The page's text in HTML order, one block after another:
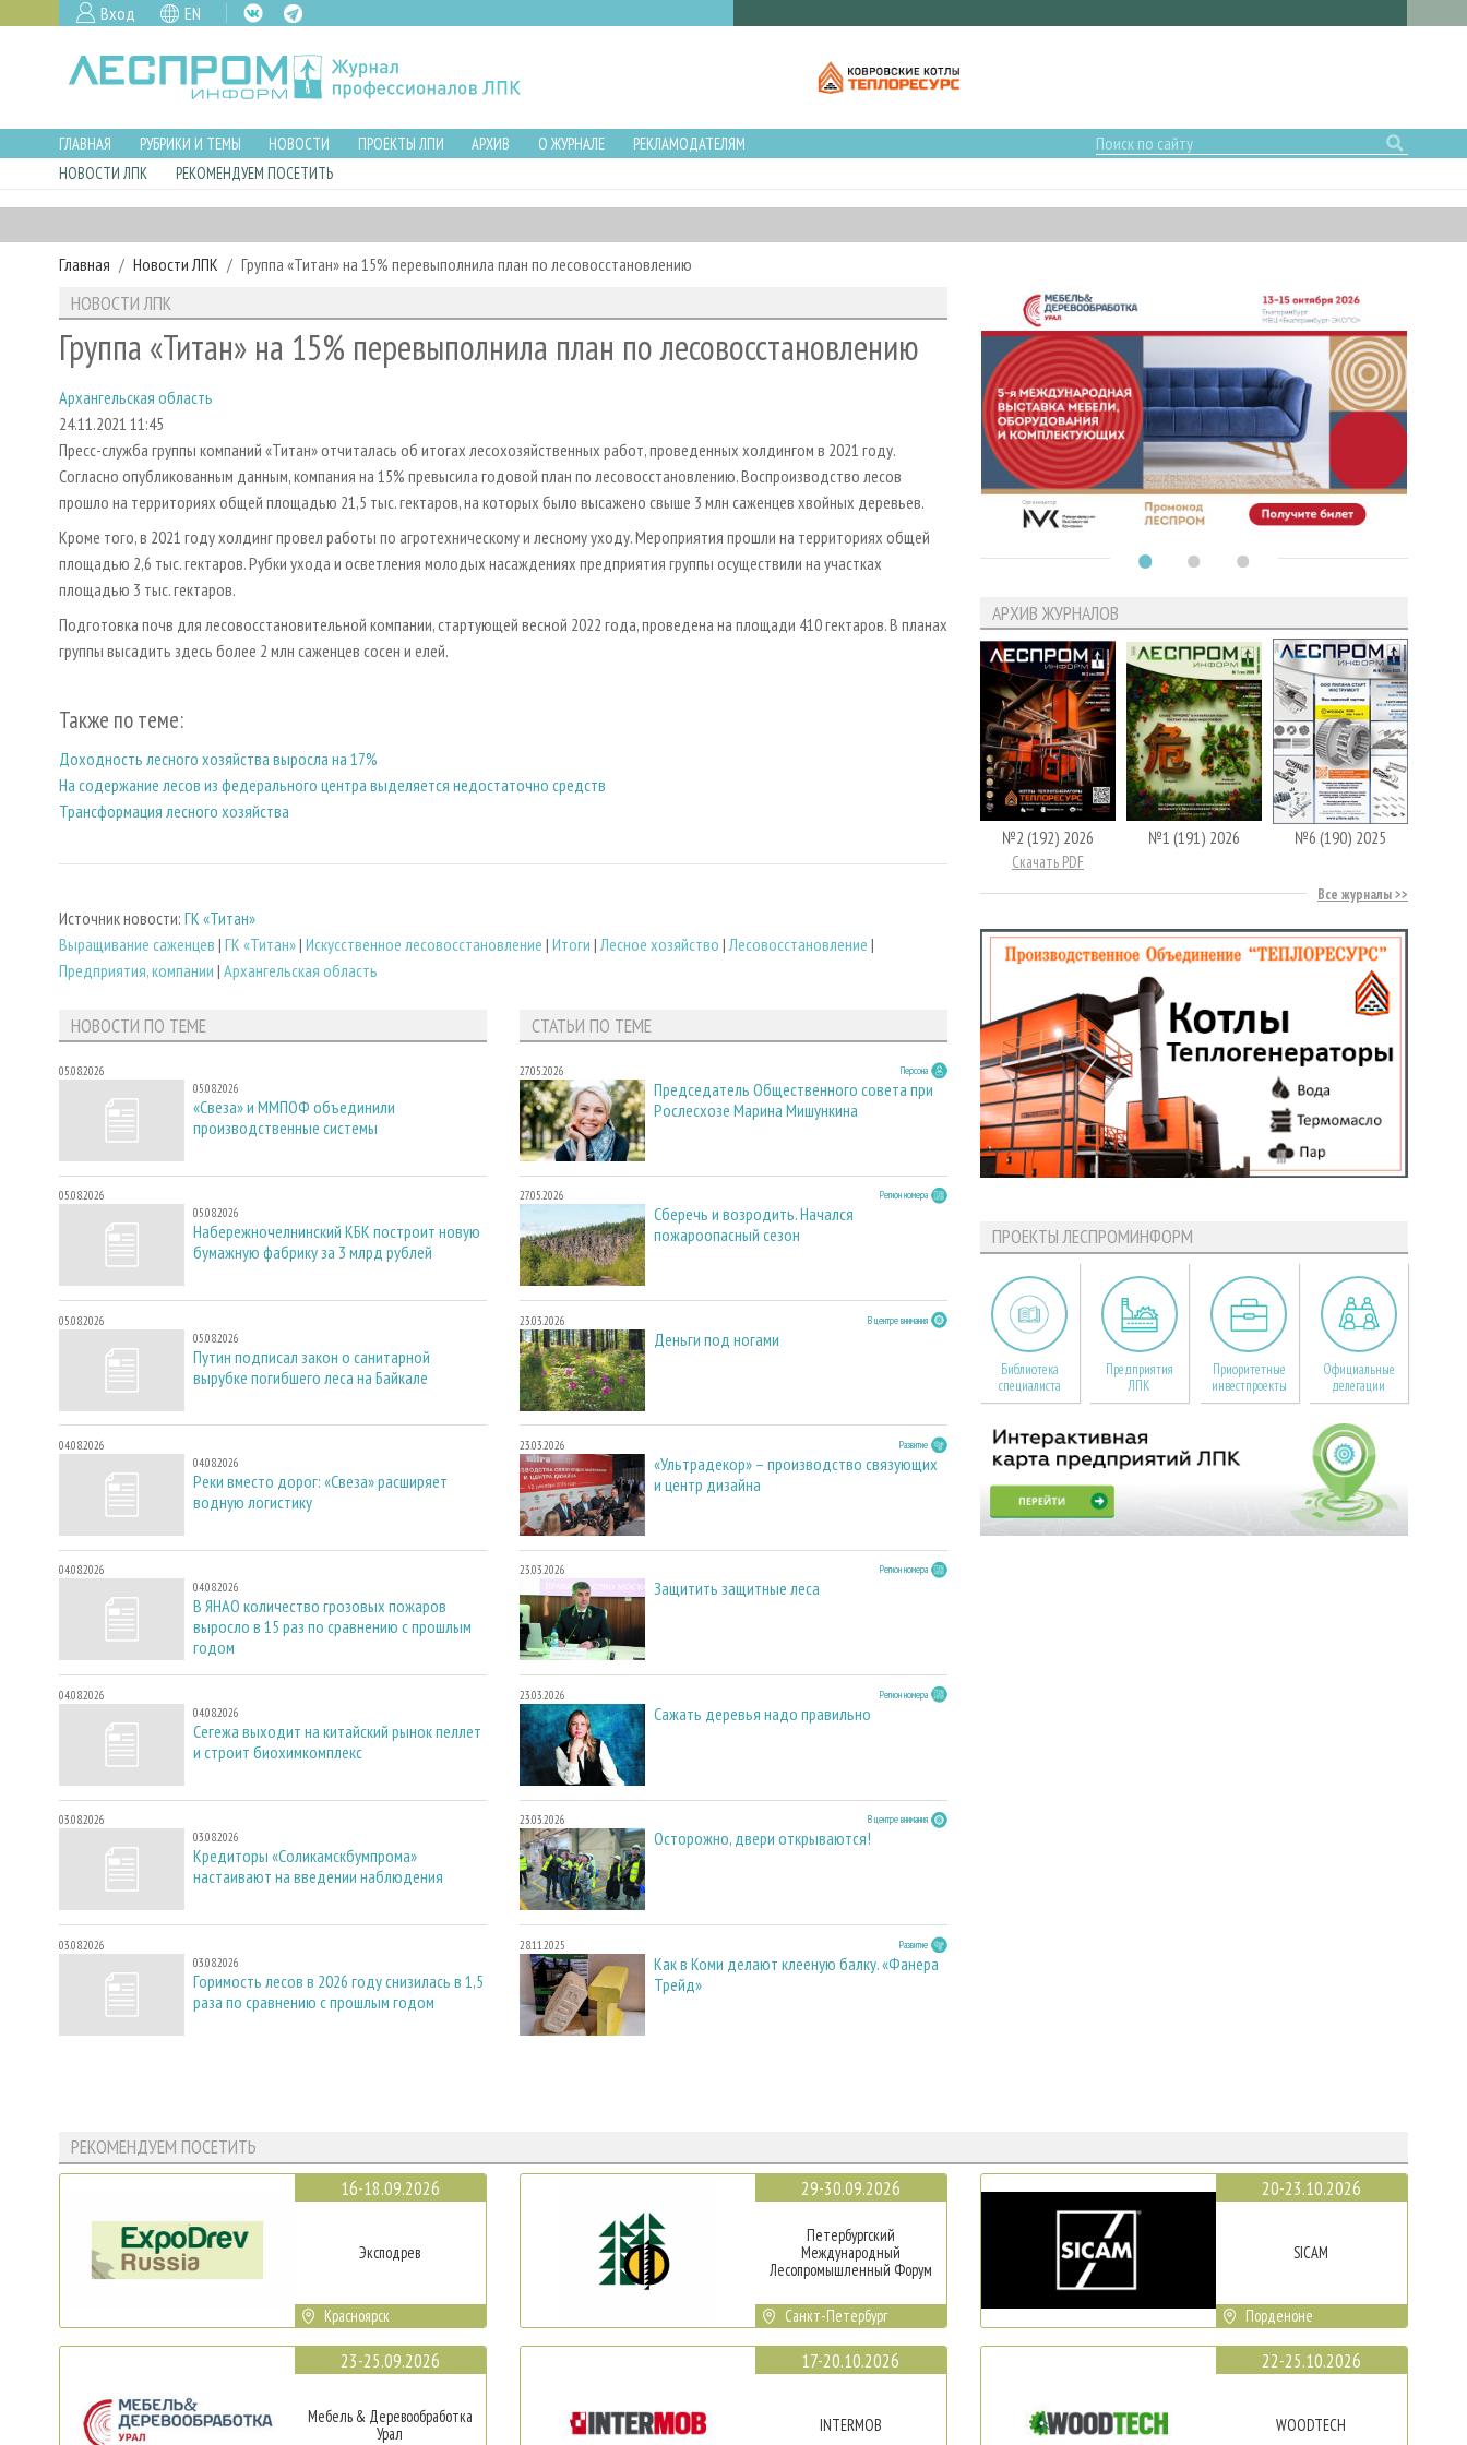
Вход EN
ГЛАВНАЯ РУБРИКИ И ТЕМЫ НОВОСТИ ПРОЕКТЫ ЛПИ АРХИВ О ЖУРНАЛЕ
РЕКЛАМОДАТЕЛЯМ
НОВОСТИ ЛПК
РЕКОМЕНДУЕМ ПОСЕТИТЬ
Главная Новости ЛПК Группа «Титан» на 15% перевыполнила план по лесовосстановлению
НОВОСТИ ЛПК
Группа «Титан» на 15% перевыполнила план по лесовосстановлению
Архангельская область
24.11.2021 11:45
Пресс-служба группы компаний «Титан» отчиталась об итогах лесохозяйственных работ, проведенных холдингом в 2021 году.
Согласно опубликованным данным, компания на 15% превысила годовой план по лесовосстановлению. Воспроизводство лесов
прошло на территориях общей площадью 21,5 тыс. гектаров, на которых было высажено свыше 3 млн саженцев хвойных деревьев.
Кроме того, в 2021 году холдинг провел работы по агротехническому и лесному уходу. Мероприятия прошли на территориях общей
площадью 2,6 тыс. гектаров. Рубки ухода и осветления молодых насаждениях предприятия группы осуществили на участках
площадью 3 тыс. гектаров.
Подготовка почв для лесовосстановительной компании, стартующей весной 2022 года, проведена на площади 410 гектаров. В планах
группы высадить здесь более 2 млн саженцев сосен и елей.
Также по теме:
Доходность лесного хозяйства выросла на 17%
На содержание лесов из федерального центра выделяется недостаточно средств
Трансформация лесного хозяйства
Источник новости: ГК «Титан»
Выращивание саженцев | ГК «Титан»| Искусственное лесовосстановление | Итоги |Лесное хозяйство |Лесовосстановление |
Предприятия, компании | Архангельская область
НОВОСТИ ПО ТЕМЕ
05.08.2026
05.08.2026
«Свеза» и ММПОФ объединили
производственные системы
05.08.2026
05.08.2026
Набережночелнинский КБК построит новую
бумажную фабрику за 3 млрд рублей
05.08.2026
05.08.2026
Путин подписал закон о санитарной
вырубке погибшего леса на Байкале
04.08.2026
04.08.2026
Реки вместо дорог: «Свеза» расширяет
водную логистику
04.08.2026
04.08.2026
В ЯНАО количество грозовых пожаров
выросло в 15 раз по сравнению с прошлым
годом
04.08.2026
04.08.2026
Сегежа выходит на китайский рынок пеллет
и строит биохимкомплекс
03.08.2026
03.08.2026
Кредиторы «Соликамскбумпрома»
настаивают на введении наблюдения
03.08.2026
03.08.2026
Горимость лесов в 2026 году снизилась в 1,5
раза по сравнению с прошлым годом
СТАТЬИ ПО ТЕМЕ
27.05.2026 Персона
Председатель Общественного совета при
Рослесхозе Марина Мишункина
27.05.2026 Регион номера
Сберечь и возродить. Начался
пожароопасный сезон
23.03.2026 В центре внимания
Деньги под ногами
23.03.2026 Развитие
«Ультрадекор» – производство связующих
и центр дизайна
23.03.2026 Регион номера
Защитить защитные леса
23.03.2026 Регион номера
Сажать деревья надо правильно
23.03.2026 В центре внимания
Осторожно, двери открываются!
28.11.2025 Развитие
Как в Коми делают клееную балку. «Фанера
Трейд»
АРХИВ ЖУРНАЛОВ
№2 (192) 2026
Скачать PDF
№1 (191) 2026 №6 (190) 2025
Все журналы
ПРОЕКТЫ ЛЕСПРОМИНФОРМ
Библиотека
специалиста
Предприятия
ЛПК
Приоритетные
инвестпроекты
Официальные
делегации
РЕКОМЕНДУЕМ ПОСЕТИТЬ
16-18.09.2026
Эксподрев
Красноярск
23-25.09.2026
Мебель & Деревообработка
Урал
29-30.09.2026
Петербургский
Международный
Лесопромышленный Форум
Санкт-Петербург
17-20.10.2026
INTERMOB
20-23.10.2026
SICAM
Порденоне
22-25.10.2026
WOODTECH